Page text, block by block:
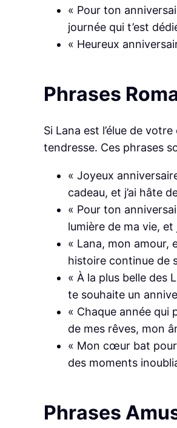
« Pour ton
journée qui t’est
« Heureux
Phrases
Si Lana est l’élue de
tendresse. Ces phrases
« Joyeux
cadeau, et j’ai hâte
« Pour ton
lumière de ma vie,
« Lana, mon amour,
histoire continue de
« À la plus belle des
te souhaite un
« Chaque année qui
de mes rêves, mon
« Mon cœur bat
des moments
Phrases